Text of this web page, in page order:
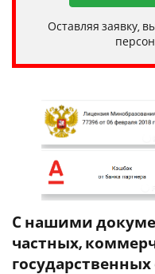
Оставляя заявку,
С нашими
частных,